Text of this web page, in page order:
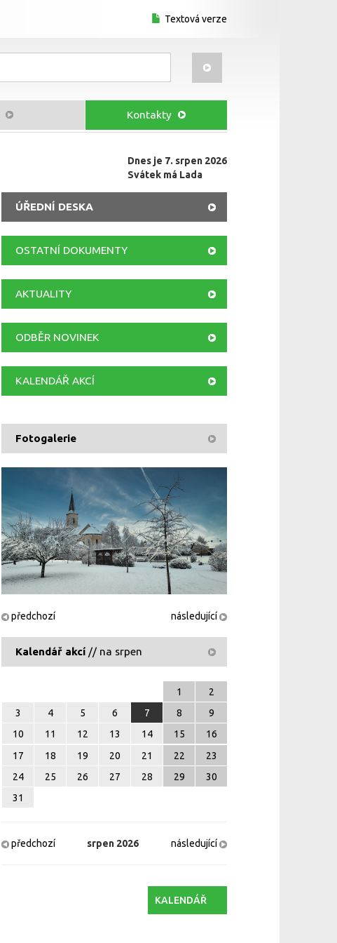
Textová verze
Kontakty
Dnes je 7. srpen 2026
Svátek má Lada
ÚŘEDNÍ DESKA
OSTATNÍ DOKUMENTY
AKTUALITY
ODBĚR NOVINEK
KALENDÁŘ AKCÍ
Fotogalerie
předchozí následující
Kalendář akcí // na srpen
1
2
3
4 5 6 7 8
9
10
11 12 13 14 15
16
17
18 19 20 21 22
23
24
25 26 27 28 29
30
31
předchozí srpen 2026 následující
KALENDÁŘ